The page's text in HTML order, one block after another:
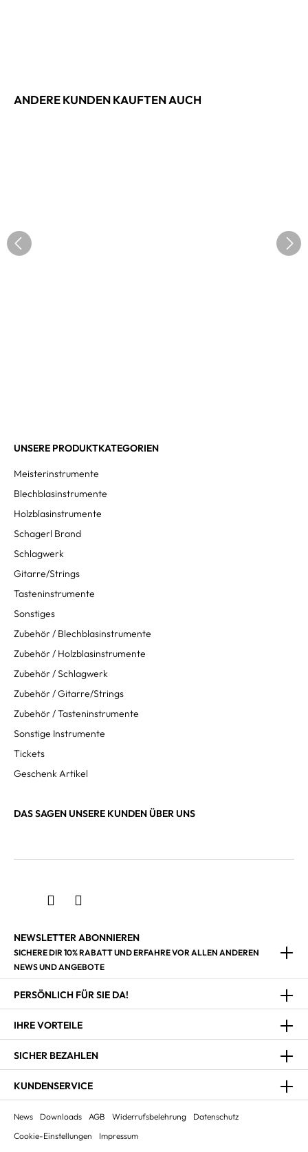
ANDERE KUNDEN KAUFTEN AUCH
UNSERE PRODUKTKATEGORIEN
Meisterinstrumente
Blechblasinstrumente
Holzblasinstrumente
Schagerl Brand
Schlagwerk
Gitarre/Strings
Tasteninstrumente
Sonstiges
Zubehör / Blechblasinstrumente
Zubehör / Holzblasinstrumente
Zubehör / Schlagwerk
Zubehör / Gitarre/Strings
Zubehör / Tasteninstrumente
Sonstige Instrumente
Tickets
Geschenk Artikel
DAS SAGEN UNSERE KUNDEN ÜBER UNS
NEWSLETTER ABONNIEREN
SICHERE DIR 10% RABATT UND ERFAHRE VOR ALLEN ANDEREN
NEWS UND ANGEBOTE
PERSÖNLICH FÜR SIE DA!
IHRE VORTEILE
SICHER BEZAHLEN
KUNDENSERVICE
News Downloads AGB Widerrufsbelehrung
Datenschutz
Cookie-Einstellungen
Impressum